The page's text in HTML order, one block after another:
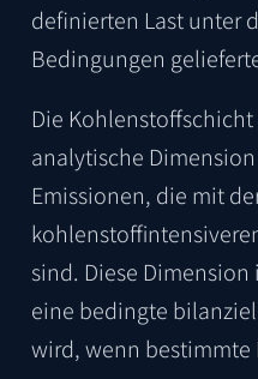
definierten Last unter
Bedingungen
Die
analytische
Emissionen, die mit
sind. Diese
eine bedingte
wird, wenn